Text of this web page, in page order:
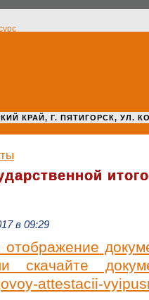
КРАЙ, Г. ПЯТИГОРСК, УЛ.
в 09:29
ска­чай­те
attestacii-